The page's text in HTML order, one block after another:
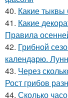
40. Какие
41. Какие
Правила
42. Грибной
календарю.
43. Через
Рост грибов
44. Сколько